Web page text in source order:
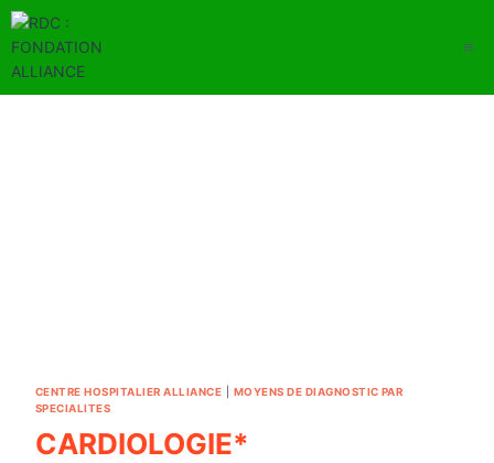
Aller
au
contenu
CENTRE HOSPITALIER ALLIANCE
MOYENS DE DIAGNOSTIC PAR
SPECIALITES
CARDIOLOGIE*